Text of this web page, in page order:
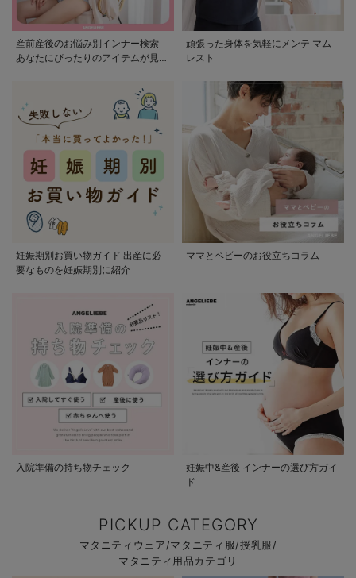
産前産後のお悩み別インナー検索
あなたにぴったりのアイテムが見つ
頑張った身体を気軽にメンテ マム
レスト
妊娠期別お買い物ガイド 出産に必
要なものを妊娠期別に紹介
ママとベビーのお役立ちコラム
入院準備の持ち物チェック
妊娠中&産後 インナーの選び方ガイ
ド
PICKUP CATEGORY
マタニティウェア/マタニティ服/授乳服/
マタニティ用品カテゴリ